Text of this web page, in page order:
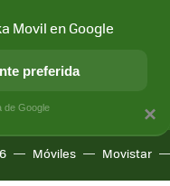
APLICACIONES
Móviles Movistar
×
Movil en Google
preferida
de Google